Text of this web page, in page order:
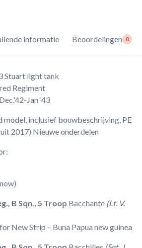
informatie Beoordelingen 0
Stuart light tank
Regiment
Jan ‘43
inclusief bouwbeschrijving, PE
2017) Nieuwe onderdelen
B Sqn., 5 Troop Bacchante (Lt. V.
New Strip – Buna Papua new guinea